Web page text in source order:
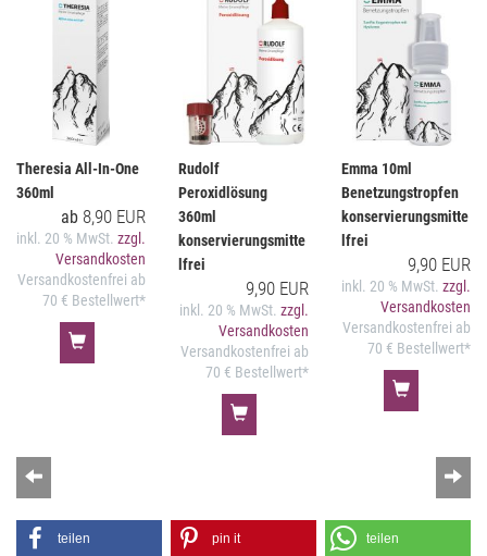
Theresia All-In-One
360ml
ab 8,90 EUR
inkl. 20 % MwSt.zzgl.
Versandkosten
Versandkostenfrei ab
70 € Bestellwert*
Rudolf
Peroxidlösung
360ml
konservierungsmitte
lfrei
9,90 EUR
inkl. 20 % MwSt. zzgl.
Versandkosten
Versandkostenfrei ab
70 € Bestellwert*
Emma 10ml
Benetzungstropfen
konservierungsmitte
lfrei
9,90 EUR
inkl. 20 % MwSt. zzgl.
Versandkosten
Versandkostenfrei ab
70 € Bestellwert*
Zurück
teilen pin it teilen